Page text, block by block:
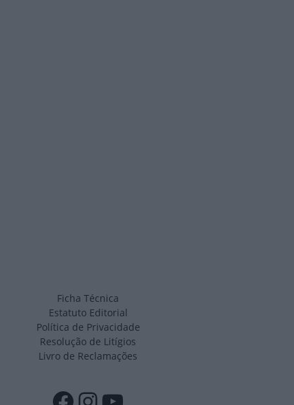
Ficha Técnica
Estatuto Editorial
Política de Privacidade
Resolução de Litígios
Livro de Reclamações